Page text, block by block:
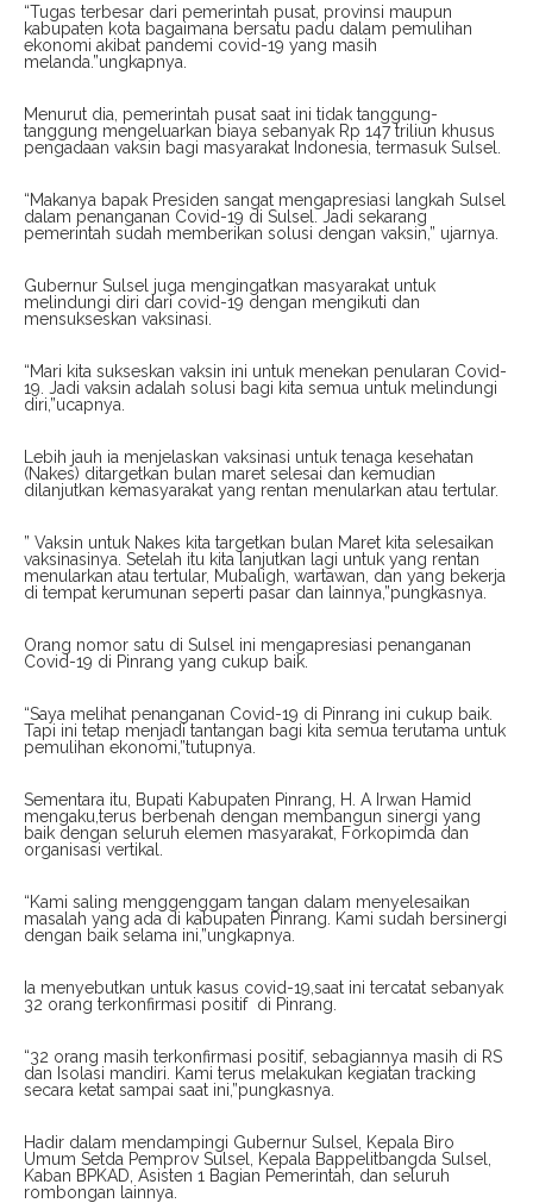
“Tugas terbesar dari pemerintah pusat, provinsi maupun
kabupaten kota bagaimana bersatu padu dalam pemulihan
ekonomi akibat pandemi covid-19 yang masih
melanda.”ungkapnya.
Menurut dia, pemerintah pusat saat ini tidak tanggung-
tanggung mengeluarkan biaya sebanyak Rp 147 triliun khusus
pengadaan vaksin bagi masyarakat Indonesia, termasuk Sulsel.
“Makanya bapak Presiden sangat mengapresiasi langkah Sulsel
dalam penanganan Covid-19 di Sulsel. Jadi sekarang
pemerintah sudah memberikan solusi dengan vaksin,” ujarnya.
Gubernur Sulsel juga mengingatkan masyarakat untuk
melindungi diri dari covid-19 dengan mengikuti dan
mensukseskan vaksinasi.
“Mari kita sukseskan vaksin ini untuk menekan penularan Covid-
19. Jadi vaksin adalah solusi bagi kita semua untuk melindungi
diri,”ucapnya.
Lebih jauh ia menjelaskan vaksinasi untuk tenaga kesehatan
(Nakes) ditargetkan bulan maret selesai dan kemudian
dilanjutkan kemasyarakat yang rentan menularkan atau tertular.
” Vaksin untuk Nakes kita targetkan bulan Maret kita selesaikan
vaksinasinya. Setelah itu kita lanjutkan lagi untuk yang rentan
menularkan atau tertular, Mubaligh, wartawan, dan yang bekerja
di tempat kerumunan seperti pasar dan lainnya,”pungkasnya.
Orang nomor satu di Sulsel ini mengapresiasi penanganan
Covid-19 di Pinrang yang cukup baik.
“Saya melihat penanganan Covid-19 di Pinrang ini cukup baik.
Tapi ini tetap menjadi tantangan bagi kita semua terutama untuk
pemulihan ekonomi,”tutupnya.
Sementara itu, Bupati Kabupaten Pinrang, H. A Irwan Hamid
mengaku,terus berbenah dengan membangun sinergi yang
baik dengan seluruh elemen masyarakat, Forkopimda dan
organisasi vertikal.
“Kami saling menggenggam tangan dalam menyelesaikan
masalah yang ada di kabupaten Pinrang. Kami sudah bersinergi
dengan baik selama ini,”ungkapnya.
Ia menyebutkan untuk kasus covid-19,saat ini tercatat sebanyak
32 orang terkonfirmasi positif di Pinrang.
“32 orang masih terkonfirmasi positif, sebagiannya masih di RS
dan Isolasi mandiri. Kami terus melakukan kegiatan tracking
secara ketat sampai saat ini,”pungkasnya.
Hadir dalam mendampingi Gubernur Sulsel, Kepala Biro
Umum Setda Pemprov Sulsel, Kepala Bappelitbangda Sulsel,
Kaban BPKAD, Asisten 1 Bagian Pemerintah, dan seluruh
rombongan lainnya.